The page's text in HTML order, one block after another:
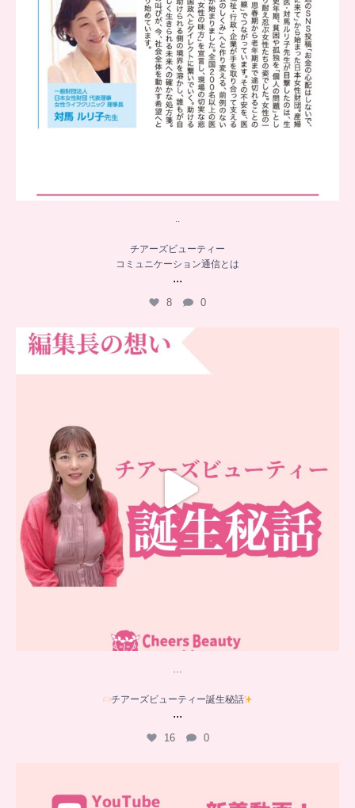
..
チアーズビューティー
コミュニケーション通信とは
...
8 0
チアーズビューティー誕生秘話
…
チアーズビューティー誕生秘話
...
16 0
新着動画